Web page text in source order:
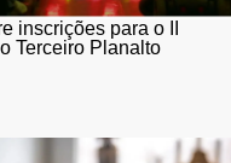
inscrições para o II
Terceiro Planalto